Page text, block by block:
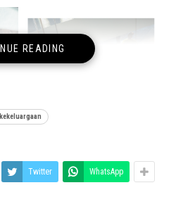
basikal tanpa pedal ini. Menarik
READING
kekeluargaan
Twitter WhatsApp